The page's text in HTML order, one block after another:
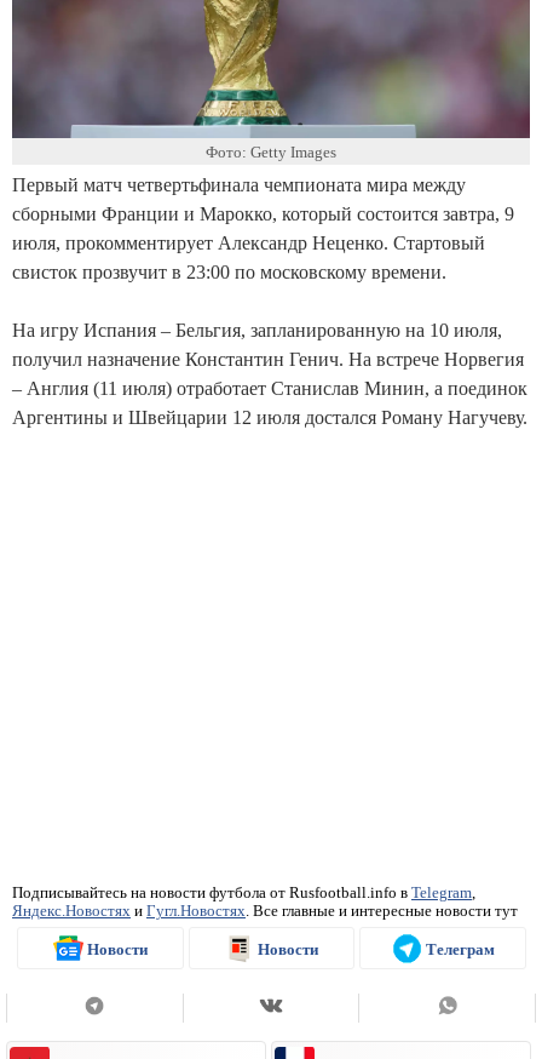
Фото: Getty Images
Первый матч четвертьфинала чемпионата мира между
сборными Франции и Марокко, который состоится завтра, 9
июля, прокомментирует Александр Неценко. Стартовый
свисток прозвучит в 23:00 по московскому времени.
На игру Испания – Бельгия, запланированную на 10 июля,
получил назначение Константин Генич. На встрече Норвегия
– Англия (11 июля) отработает Станислав Минин, а поединок
Аргентины и Швейцарии 12 июля достался Роману Нагучеву.
Подписывайтесь на новости футбола от Rusfootball.info в Telegram,
Яндекс.Новостях и Гугл.Новостях. Все главные и интересные новости тут
Новости Новости Телеграм